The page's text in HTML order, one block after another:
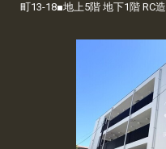
町13-18■地上5階 地下1階 RC造